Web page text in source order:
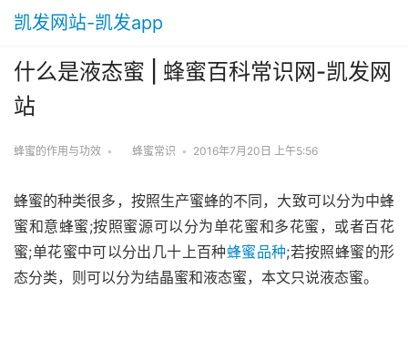
凯发网站-凯发app
什么是液态蜜 | 蜂蜜百科常识网-凯发网
站
蜂蜜的作用与功效 • 蜂蜜常识 • 2016年7月20日 上午5:56
蜂蜜的种类很多，按照生产蜜蜂的不同，大致可以分为中蜂
蜜和意蜂蜜;按照蜜源可以分为单花蜜和多花蜜，或者百花
蜜;单花蜜中可以分出几十上百种蜂蜜品种;若按照蜂蜜的形
态分类，则可以分为结晶蜜和液态蜜，本文只说液态蜜。